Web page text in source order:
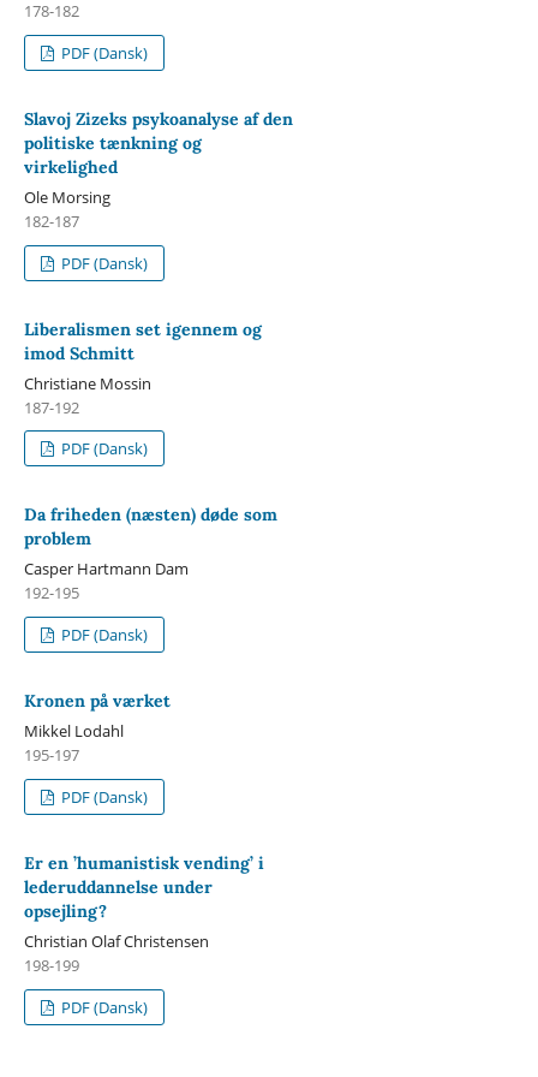
178-182
PDF (Dansk)
Slavoj Zizeks psykoanalyse af den
politiske tænkning og
virkelighed
Ole Morsing
182-187
PDF (Dansk)
Liberalismen set igennem og
imod Schmitt
Christiane Mossin
187-192
PDF (Dansk)
Da friheden (næsten) døde som
problem
Casper Hartmann Dam
192-195
PDF (Dansk)
Kronen på værket
Mikkel Lodahl
195-197
PDF (Dansk)
Er en ’humanistisk vending’ i
lederuddannelse under
opsejling?
Christian Olaf Christensen
198-199
PDF (Dansk)